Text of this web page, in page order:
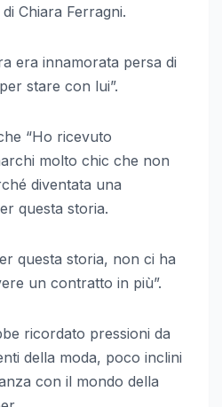
Chiara Ferragni.
era innamorata persa di
stare con lui”.
“Ho ricevuto
molto chic che non
diventata una
questa storia.
questa storia, non ci ha
un contratto in più”.
ricordato pressioni da
della moda, poco inclini
con il mondo della